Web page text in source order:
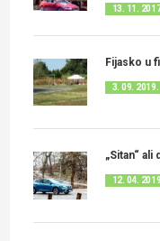
13. 11.
Fijasko u
3. 09. 2019.
„Sitan“ ali
12. 04.